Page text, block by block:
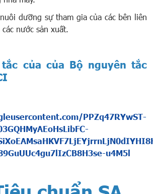
nuôi dưỡng sự tham gia của các bên liên
nước sản xuất.
của của Bộ nguyên tắc